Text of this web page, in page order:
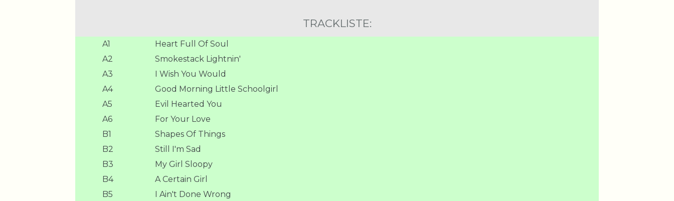
TRACKLISTE:
A1
Heart Full Of Soul
A2
Smokestack Lightnin'
A3
I Wish You Would
A4
Good Morning Little Schoolgirl
A5
Evil Hearted You
A6
For Your Love
B1
Shapes Of Things
B2
Still I'm Sad
B3
My Girl Sloopy
B4
A Certain Girl
B5
I Ain't Done Wrong